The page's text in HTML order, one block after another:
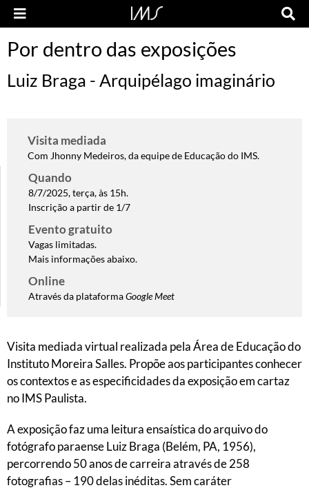
Por dentro das exposições
Luiz Braga - Arquipélago imaginário
Visita mediada
Com Jhonny Medeiros, da equipe de Educação do IMS.
Quando
8/7/2025, terça, às 15h.
Inscrição a partir de 1/7
Evento gratuito
Vagas limitadas.
Mais informações abaixo.
Online
Através da plataformaGoogle Meet
Visita mediada virtual realizada pela Área de Educação do
Instituto Moreira Salles. Propõe aos participantes conhecer
os contextos e as especificidades da exposição em cartaz
no IMS Paulista.
A exposição faz uma leitura ensaística do arquivo do
fotógrafo paraense Luiz Braga (Belém, PA, 1956),
percorrendo 50 anos de carreira através de 258
fotografias – 190 delas inéditas. Sem caráter